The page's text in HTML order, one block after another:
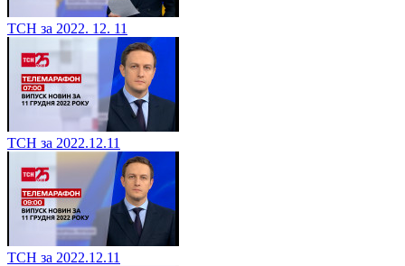
ТСН за 2022. 12. 11
ТСН за 2022.12.11
ТСН за 2022.12.11